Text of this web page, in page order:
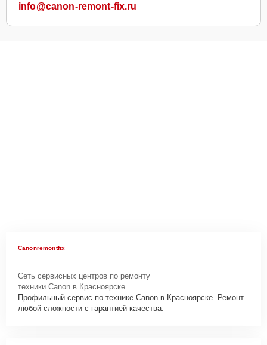
info@canon-remont-fix.ru
Canonremontfix
Сеть сервисных центров по ремонту
техники Canon в Красноярске.
Профильный сервис по технике Canon в Красноярске. Ремонт
любой сложности с гарантией качества.